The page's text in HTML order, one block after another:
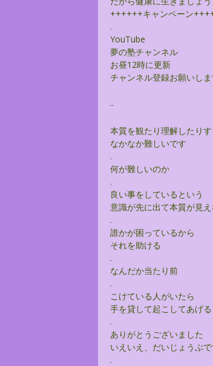
++++++キャンペーン
.
YouTube
夢の塾チャンネル
お昼12時に更新
チャンネル登録お願いし
..
本質を観たり理解したり
なかなか難しいです
.
何が難しいのか
.
良い事をしているという
意識が先に出て本質が見
.
誰かが困っているから
それを助ける
.
なんだか当たり前
.
こけている人がいたら
手を貸して起こしてあげる
.
ありがとうございました
いえいえ、だいじょうぶで
.